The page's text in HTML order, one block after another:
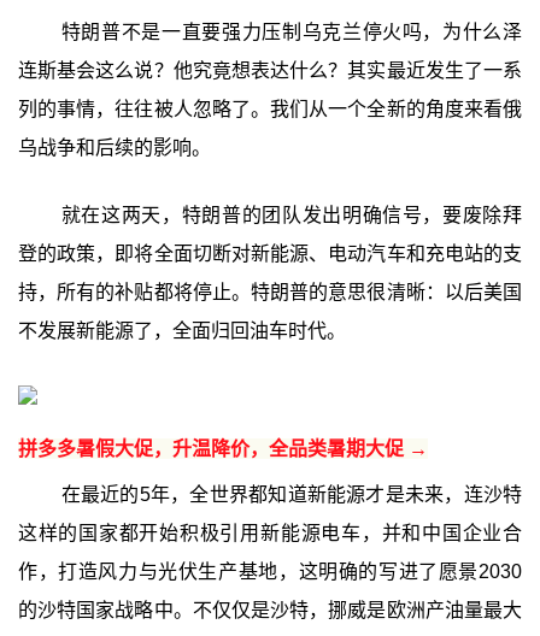
特朗普不是一直要强力压制乌克兰停火吗，为什么泽
连斯基会这么说？他究竟想表达什么？其实最近发生了一系
列的事情，往往被人忽略了。我们从一个全新的角度来看俄
乌战争和后续的影响。
就在这两天，特朗普的团队发出明确信号，要废除拜
登的政策，即将全面切断对新能源、电动汽车和充电站的支
持，所有的补贴都将停止。特朗普的意思很清晰：以后美国
不发展新能源了，全面归回油车时代。
拼多多暑假大促，升温降价，全品类暑期大促 →
在最近的5年，全世界都知道新能源才是未来，连沙特
这样的国家都开始积极引用新能源电车，并和中国企业合
作，打造风力与光伏生产基地，这明确的写进了愿景2030
的沙特国家战略中。不仅仅是沙特，挪威是欧洲产油量最大